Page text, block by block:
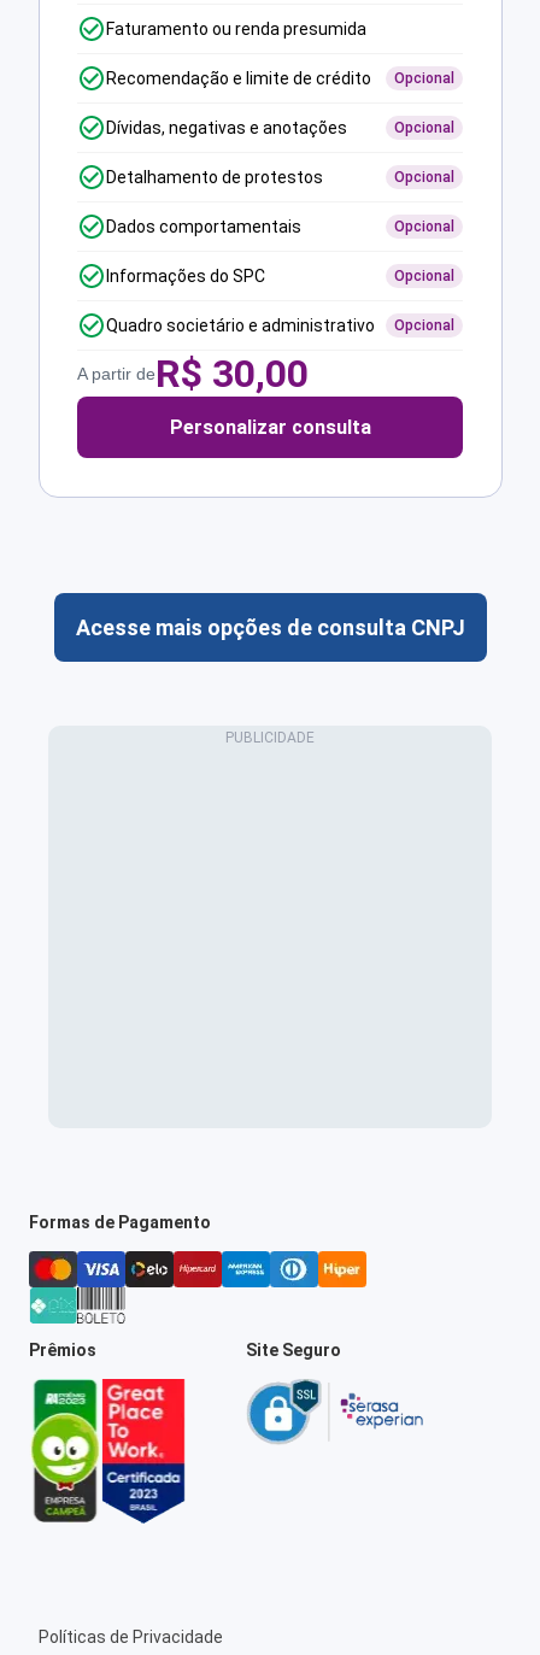
Faturamento ou renda presumida
Recomendação e limite de crédito Opcional
Dívidas, negativas e anotações Opcional
Detalhamento de protestos Opcional
Dados comportamentais Opcional
Informações do SPC Opcional
Quadro societário e administrativo Opcional
A partir deR$ 30,00
Personalizar consulta
Acesse mais opções de consulta CNPJ
Formas de Pagamento
Prêmios Site Seguro
Políticas de Privacidade